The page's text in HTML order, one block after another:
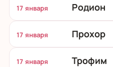
17 января Родион
17 января Прохор
17 января Трофим